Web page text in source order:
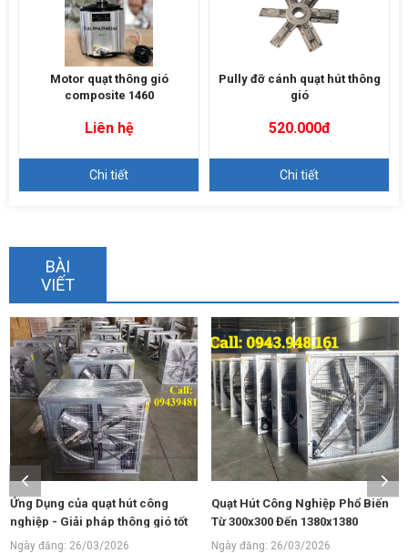
Motor quạt thông gió
composite 1460
Liên hệ
Chi tiết
Pully đỡ cánh quạt hút thông
gió
520.000đ
Chi tiết
BÀI
VIẾT
Quạt Hút Công Nghiệp Phổ Biến
Từ 300x300 Đến 1380x1380
Ngày đăng: 26/03/2026
Quạt Hút Thông Gió Vuông
1380x1380 Lưu Lượng Lớn Cho
Nhà Xưởng
Ngày đăng: 23/03/2026